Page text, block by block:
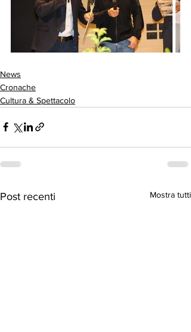
News
Cronache
Cultura & Spettacolo
Post recenti Mostra tutti